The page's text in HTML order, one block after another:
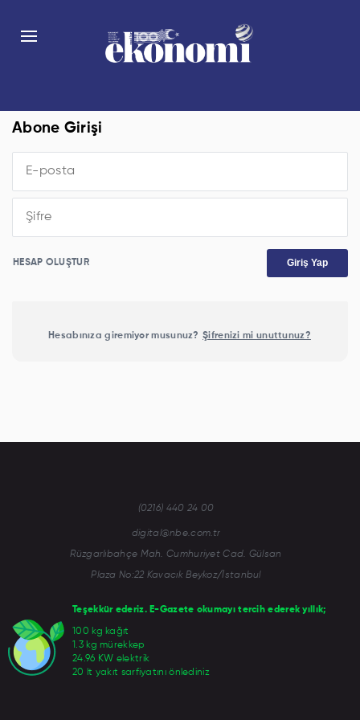
Abone Girişi
HESAP OLUŞTUR Giriş Yap
Hesabınıza giremiyor musunuz? Şifrenizi mi unuttunuz?
Teşekkür ederiz. E-Gazete okumayı tercih ederek yıllık;
100 kg kağıt
1.3 kg mürekkep
24.96 KW elektrik
20 lt yakıt sarfiyatını önlediniz
(0216) 440 24 00
digital@nbe.com.tr
Rüzgarlıbahçe Mah. Cumhuriyet Cad. Gülsan
Plaza No:22 Kavacık Beykoz/İstanbul